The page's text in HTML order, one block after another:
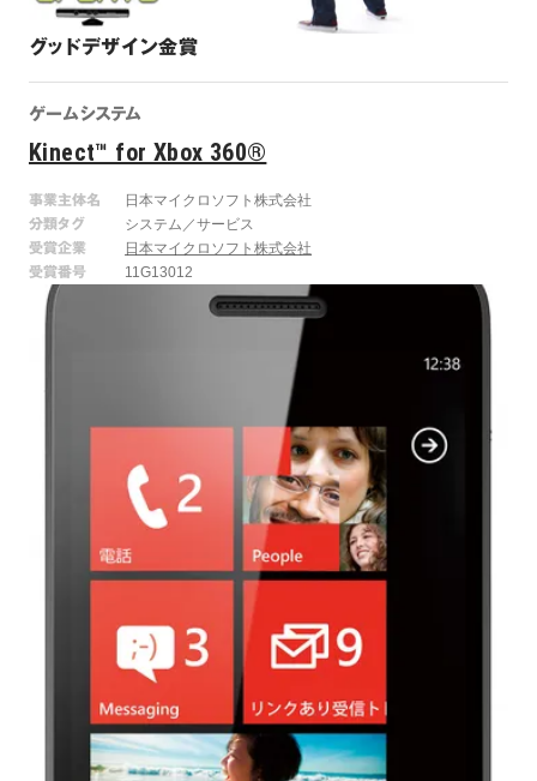
グッドデザイン金賞
ゲームシステム
Kinect™ for Xbox 360®
事業主体名
日本マイクロソフト株式会社
分類タグ
システム／サービス
受賞企業
日本マイクロソフト株式会社
受賞番号
11G13012